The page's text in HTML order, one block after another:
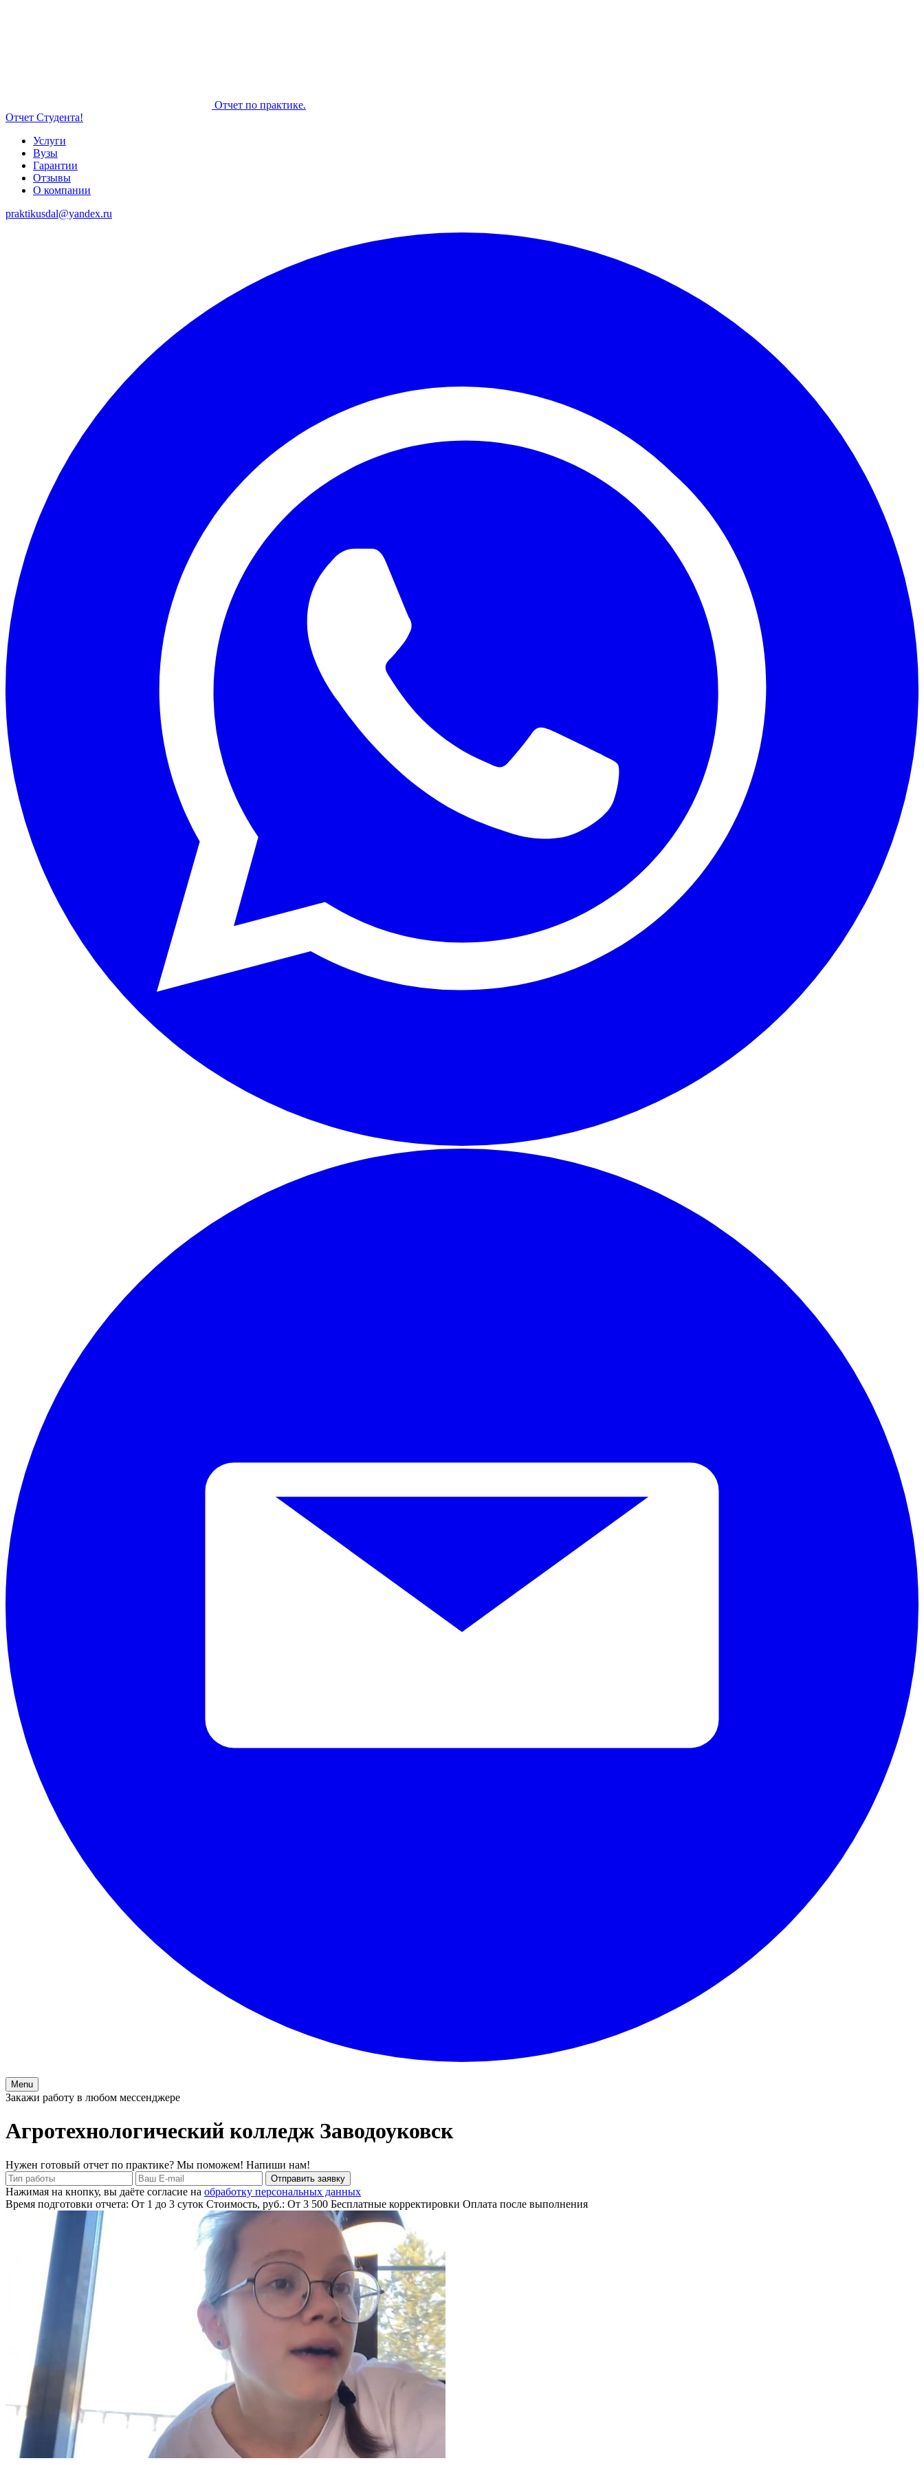
Отчет по практике.
Отчет Студента!
Услуги
Вузы
Гарантии
Отзывы
О компании
praktikusdal@yandex.ru
Menu
Закажи работу в любом мессенджере
Агротехнологический колледж Заводоуковск
Нужен готовый отчет по практике? Мы поможем! Напиши нам!
Отправить заявку
Нажимая на кнопку, вы даёте согласие на обработку персональных данных
Время подготовки отчета: От 1 до 3 суток Стоимость, руб.: От 3 500 Бесплатные корректировки Оплата после выполнения